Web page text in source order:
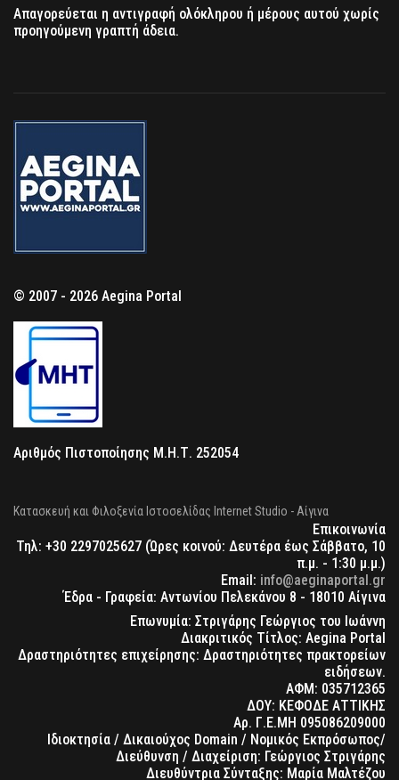
Απαγορεύεται η αντιγραφή ολόκληρου ή μέρους αυτού χωρίς
προηγούμενη γραπτή άδεια.
© 2007 - 2026 Aegina Portal
Αριθμός Πιστοποίησης Μ.Η.Τ. 252054
Κατασκευή και Φιλοξενία Ιστοσελίδας Internet Studio - Αίγινα
Επικοινωνία
Τηλ: +30 2297025627 (Ώρες κοινού: Δευτέρα έως Σάββατο, 10
π.μ. - 1:30 μ.μ.)
Email: info@aeginaportal.gr
Έδρα - Γραφεία: Αντωνίου Πελεκάνου 8 - 18010 Αίγινα
Επωνυμία: Στριγάρης Γεώργιος του Ιωάννη
Διακριτικός Τίτλος: Aegina Portal
Δραστηριότητες επιχείρησης: Δραστηριότητες πρακτορείων
ειδήσεων.
ΑΦΜ: 035712365
ΔΟΥ: ΚΕΦΟΔΕ ΑΤΤΙΚΗΣ
Αρ. Γ.Ε.ΜΗ 095086209000
Ιδιοκτησία / Δικαιούχος Domain / Νομικός Εκπρόσωπος/
Διεύθυνση / Διαχείριση: Γεώργιος Στριγάρης
Διευθύντρια Σύνταξης: Μαρία Μαλτέζου